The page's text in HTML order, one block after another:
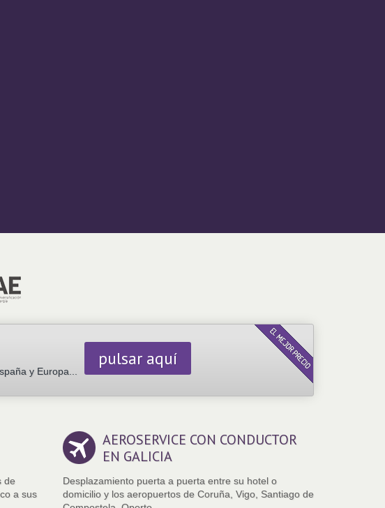
y Europa...
pulsar aquí
de
a sus
AEROSERVICE CON CONDUCTOR
EN GALICIA
Desplazamiento puerta a puerta entre su hotel o
domicilio y los aeropuertos de Coruña, Vigo, Santiago de